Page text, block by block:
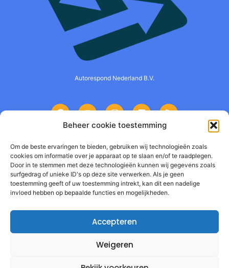
Beheer cookie toestemming
Om de beste ervaringen te bieden, gebruiken wij technologieën zoals
cookies om informatie over je apparaat op te slaan en/of te raadplegen.
Door in te stemmen met deze technologieën kunnen wij gegevens zoals
surfgedrag of unieke ID's op deze site verwerken. Als je geen
toestemming geeft of uw toestemming intrekt, kan dit een nadelige
invloed hebben op bepaalde functies en mogelijkheden.
Accepteren
Weigeren
Autorespond Nederland B.V.
Informatie
Product
Tarieven
Kennis
Testimonials
Contact
Affiliate worden